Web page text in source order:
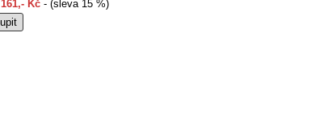
161,- Kč- (sleva 15 %)